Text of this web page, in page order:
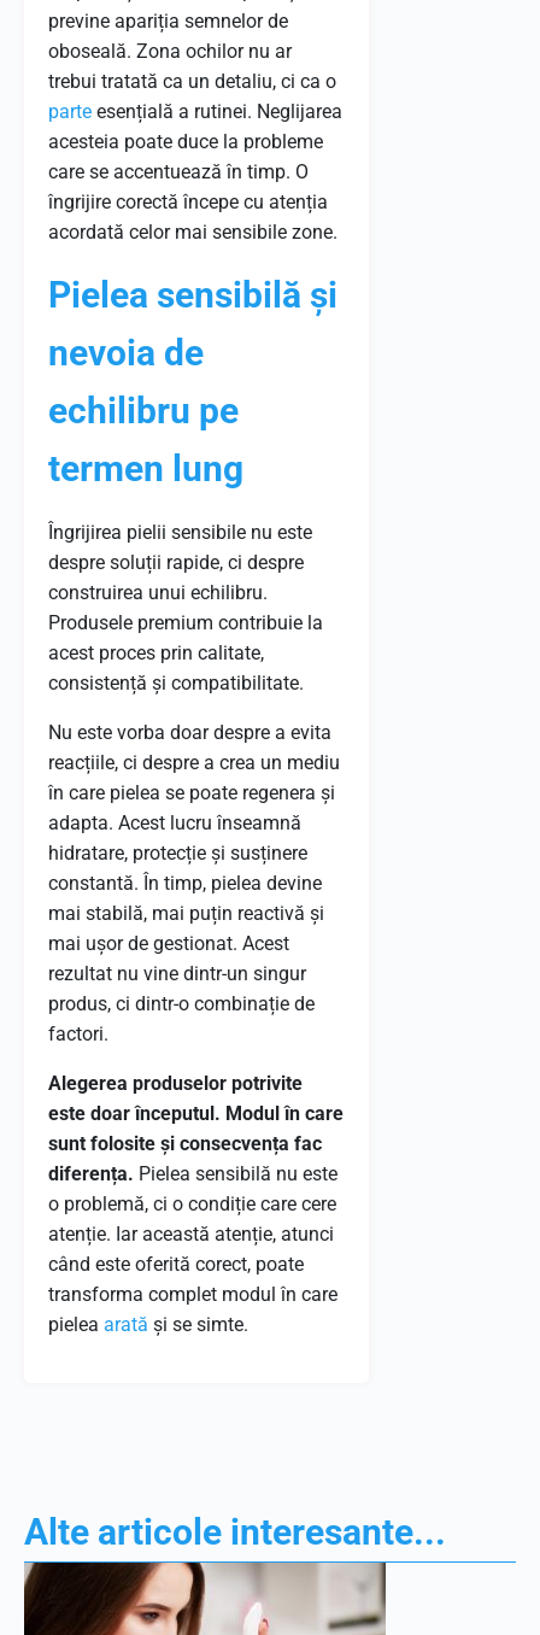
previne apariția semnelor de
oboseală. Zona ochilor nu ar
trebui tratată ca un detaliu, ci ca o
parte esențială a rutinei. Neglijarea
acesteia poate duce la probleme
care se accentuează în timp. O
îngrijire corectă începe cu atenția
acordată celor mai sensibile zone.
Pielea sensibilă și
nevoia de
echilibru pe
termen lung
Îngrijirea pielii sensibile nu este
despre soluții rapide, ci despre
construirea unui echilibru.
Produsele premium contribuie la
acest proces prin calitate,
consistență și compatibilitate.
Nu este vorba doar despre a evita
reacțiile, ci despre a crea un mediu
în care pielea se poate regenera și
adapta. Acest lucru înseamnă
hidratare, protecție și susținere
constantă. În timp, pielea devine
mai stabilă, mai puțin reactivă și
mai ușor de gestionat. Acest
rezultat nu vine dintr-un singur
produs, ci dintr-o combinație de
factori.
Alegerea produselor potrivite
este doar începutul. Modul în care
sunt folosite și consecvența fac
diferența. Pielea sensibilă nu este
o problemă, ci o condiție care cere
atenție. Iar această atenție, atunci
când este oferită corect, poate
transforma complet modul în care
pielea arată și se simte.
Alte articole interesante...